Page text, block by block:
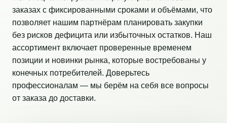
заказах с фиксированными сроками и объёмами, что
позволяет нашим партнёрам планировать закупки
без рисков дефицита или избыточных остатков. Наш
ассортимент включает проверенные временем
позиции и новинки рынка, которые востребованы у
конечных потребителей. Доверьтесь
профессионалам — мы берём на себя все вопросы
от заказа до доставки.